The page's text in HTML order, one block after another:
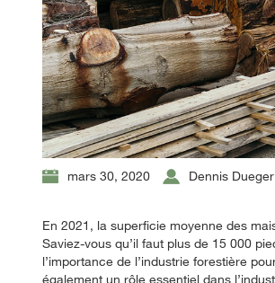
mars 30, 2020 Dennis Dueger
En 2021, la superficie moyenne des
Saviez-vous qu’il faut plus de 15 000
l’importance de l’industrie forestière
également un rôle essentiel dans